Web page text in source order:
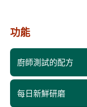
功能
廚師測試的配方
每日新鮮研磨